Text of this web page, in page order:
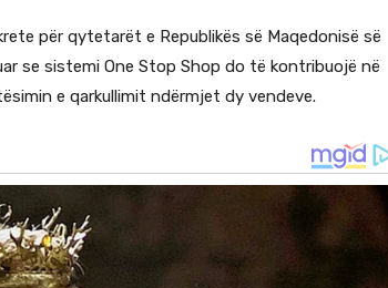
për qytetarët e Republikës së Maqedonisë së
se sistemi One Stop Shop do të kontribuojë në
e qarkullimit ndërmjet dy vendeve.